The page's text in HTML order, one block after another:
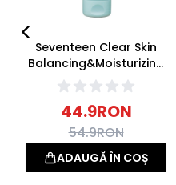
Seventeen Clear Skin
Balancing&Moisturizing
Cream Crema fata
75ml
44.9RON
54.9RON
ADAUGĂ ÎN COȘ